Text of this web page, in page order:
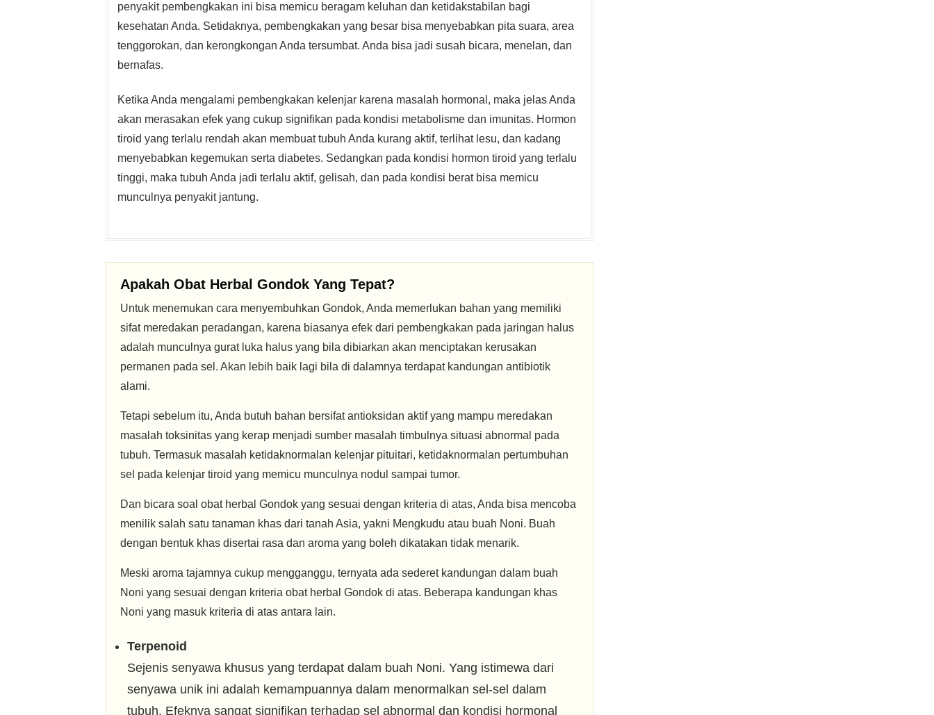
penyakit pembengkakan ini bisa memicu beragam keluhan dan ketidakstabilan bagi
kesehatan Anda. Setidaknya, pembengkakan yang besar bisa menyebabkan pita suara, area
tenggorokan, dan kerongkongan Anda tersumbat. Anda bisa jadi susah bicara, menelan, dan
bernafas.
Ketika Anda mengalami pembengkakan kelenjar karena masalah hormonal, maka jelas Anda
akan merasakan efek yang cukup signifikan pada kondisi metabolisme dan imunitas. Hormon
tiroid yang terlalu rendah akan membuat tubuh Anda kurang aktif, terlihat lesu, dan kadang
menyebabkan kegemukan serta diabetes. Sedangkan pada kondisi hormon tiroid yang terlalu
tinggi, maka tubuh Anda jadi terlalu aktif, gelisah, dan pada kondisi berat bisa memicu
munculnya penyakit jantung.
Apakah Obat Herbal Gondok Yang Tepat?
Untuk menemukan cara menyembuhkan Gondok, Anda memerlukan bahan yang memiliki
sifat meredakan peradangan, karena biasanya efek dari pembengkakan pada jaringan halus
adalah munculnya gurat luka halus yang bila dibiarkan akan menciptakan kerusakan
permanen pada sel. Akan lebih baik lagi bila di dalamnya terdapat kandungan antibiotik
alami.
Tetapi sebelum itu, Anda butuh bahan bersifat antioksidan aktif yang mampu meredakan
masalah toksinitas yang kerap menjadi sumber masalah timbulnya situasi abnormal pada
tubuh. Termasuk masalah ketidaknormalan kelenjar pituitari, ketidaknormalan pertumbuhan
sel pada kelenjar tiroid yang memicu munculnya nodul sampai tumor.
Dan bicara soal obat herbal Gondok yang sesuai dengan kriteria di atas, Anda bisa mencoba
menilik salah satu tanaman khas dari tanah Asia, yakni Mengkudu atau buah Noni. Buah
dengan bentuk khas disertai rasa dan aroma yang boleh dikatakan tidak menarik.
Meski aroma tajamnya cukup mengganggu, ternyata ada sederet kandungan dalam buah
Noni yang sesuai dengan kriteria obat herbal Gondok di atas. Beberapa kandungan khas
Noni yang masuk kriteria di atas antara lain.
Terpenoid
Sejenis senyawa khusus yang terdapat dalam buah Noni. Yang istimewa dari
senyawa unik ini adalah kemampuannya dalam menormalkan sel-sel dalam
tubuh. Efeknya sangat signifikan terhadap sel abnormal dan kondisi hormonal